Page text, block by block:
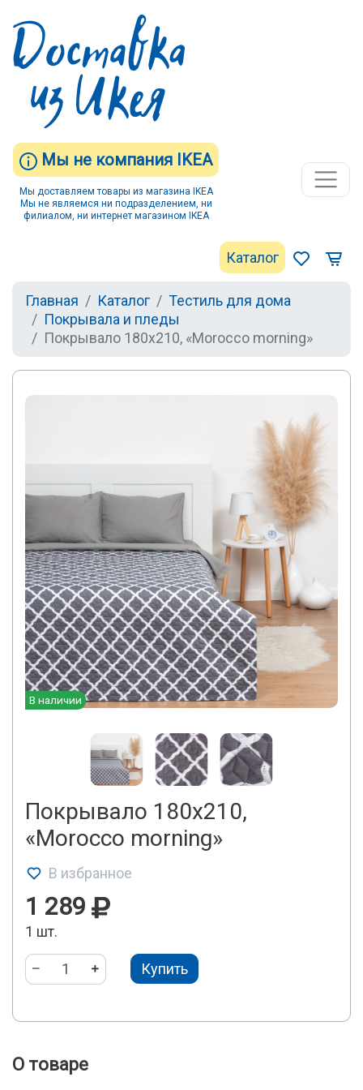
Мы не компания IKEA
Мы доставляем товары из магазина IKEA
Мы не являемся ни подразделением, ни
филиалом, ни интернет магазином IKEA
Каталог
Главная Каталог
Тестиль для дома
Покрывала и пледы
Покрывало 180х210, «Morocco morning»
В наличии
Покрывало 180х210,
«Morocco morning»
В избранное
1 289
1 шт.
Купить
О товаре